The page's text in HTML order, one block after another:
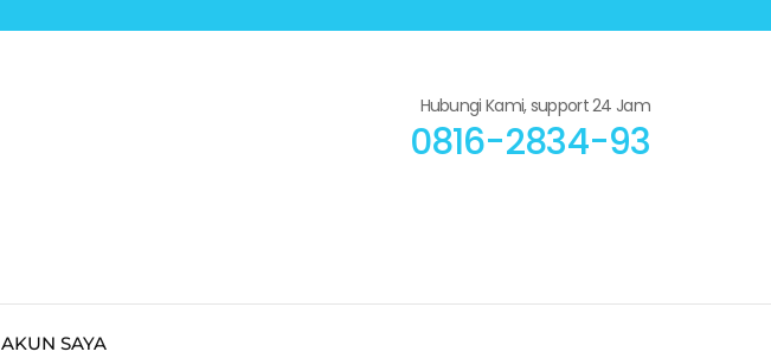
Hubungi Kami, support 24 Jam
0816-2834-93
AKUN SAYA